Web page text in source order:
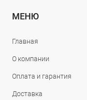
МЕНЮ
Главная
О компании
Оплата и гарантия
Доставка